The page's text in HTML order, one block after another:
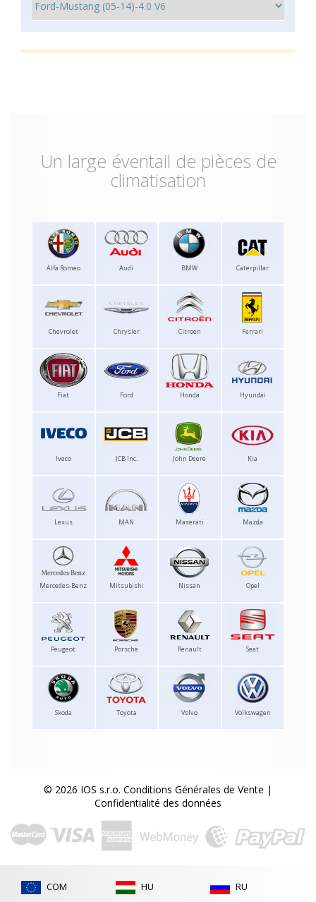
Un large éventail de pièces de
climatisation
Alfa Romeo Audi BMW Caterpillar
Chevrolet Chrysler Citroen Ferrari
Fiat Ford Honda Hyundai
Iveco JCB Inc. John Deere Kia
Lexus MAN Maserati Mazda
Mercedes-Benz Mitsubishi Nissan Opel
Peugeot Porsche Renault Seat
Skoda Toyota Volvo Volkswagen
© 2026 IOS s.r.o. Conditions Générales de Vente |
Confidentialité des données
COM HU RU